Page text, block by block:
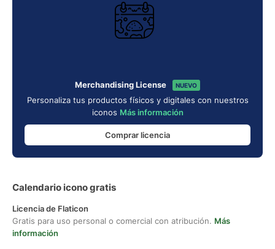
Merchandising License NUEVO
Personaliza tus productos físicos y digitales con nuestros
iconos Más información
Comprar licencia
Calendario icono gratis
Licencia de Flaticon
Gratis para uso personal o comercial con atribución. Más
información